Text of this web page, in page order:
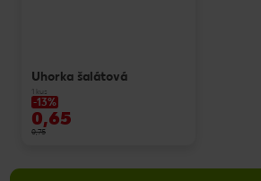
Uhorka šalátová
1 kus
-13%
0,65
0,75